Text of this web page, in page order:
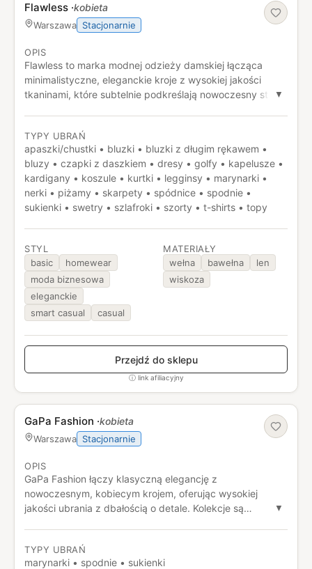
Flawless ·kobieta
Warszawa Stacjonarnie
OPIS
Flawless to marka modnej odzieży damskiej łącząca
minimalistyczne, eleganckie kroje z wysokiej jakości
tkaninami, które subtelnie podkreślają nowoczesny styl i
designem pasującym zarówno do codziennych, jak i
bardziej eleganckich stylizacji.
▼
TYPY UBRAŃ
apaszki/chustki • bluzki • bluzki z długim rękawem •
bluzy • czapki z daszkiem • dresy • golfy • kapelusze •
kardigany • koszule • kurtki • legginsy • marynarki •
nerki • piżamy • skarpety • spódnice • spodnie •
sukienki • swetry • szlafroki • szorty • t-shirts • topy
STYL
basic
homewear
moda biznesowa
eleganckie
smart casual
casual
MATERIAŁY
wełna
bawełna
len
wiskoza
Przejdź do sklepu
ⓘ link afiliacyjny
GaPa Fashion ·kobieta
Warszawa Stacjonarnie
OPIS
GaPa Fashion łączy klasyczną elegancję z
nowoczesnym, kobiecym krojem, oferując wysokiej
jakości ubrania z dbałością o detale. Kolekcje są
▼
TYPY UBRAŃ
marynarki • spodnie • sukienki